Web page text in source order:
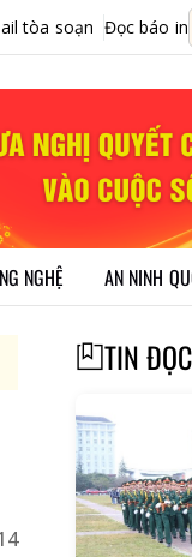
tòa soạn Đọc báo in
NGHỆ AN NINH
TIN